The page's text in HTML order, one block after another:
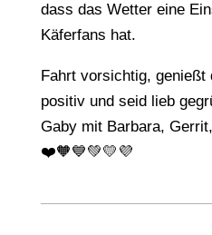
dass das Wetter eine
Käferfans hat.
Fahrt vorsichtig,
positiv und seid lieb
Gaby mit Barbara,
❤️🧡💙💚💛💜